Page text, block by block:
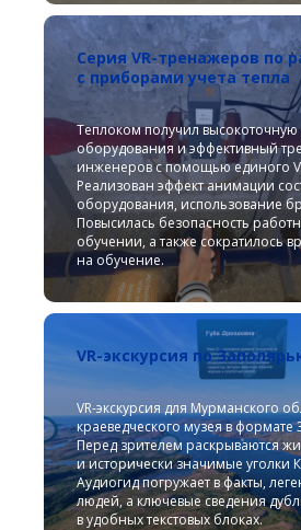
Серия VR-тренажеров по
с приборами учета тепла
Теплоком получил
оборудования и эффективный
инженеров с помощью единого
Реализован эффект анимации
оборудования, использование
Повысилась безопасность
обучении, а также сократилось
на обучение.
VR-экскурсия по
VR-экскурсия для Мурманского
краеведческого музея в формате
Перед зрителем раскрываются
и исторически значимые уголки
Аудиогид погружает в факты,
людей, а ключевые сведения
в удобных текстовых блоках.